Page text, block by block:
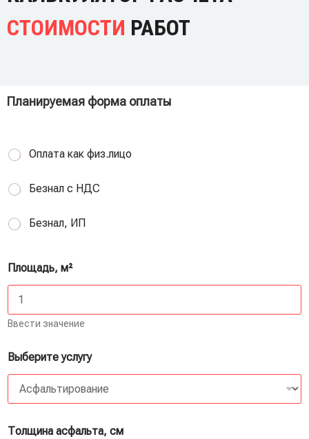
СТОИМОСТИ РАБОТ
Планируемая форма оплаты
Оплата как физ.лицо
Безнал с НДС
Безнал, ИП
Площадь, м²
Ввести значение
Выберите услугу
Толщина асфальта, см